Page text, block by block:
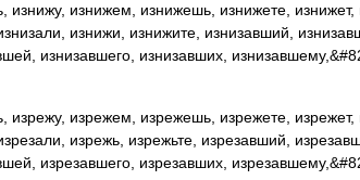
изнижу, изнижем, изнижешь, изнижете, изнижет,
изнижи, изнижите, изнизавший,
изнизавшего, изнизавших,
изрежу, изрежем, изрежешь, изрежете, изрежет,
изрежь, изрежьте, изрезавший,
изрезавшего, изрезавших,